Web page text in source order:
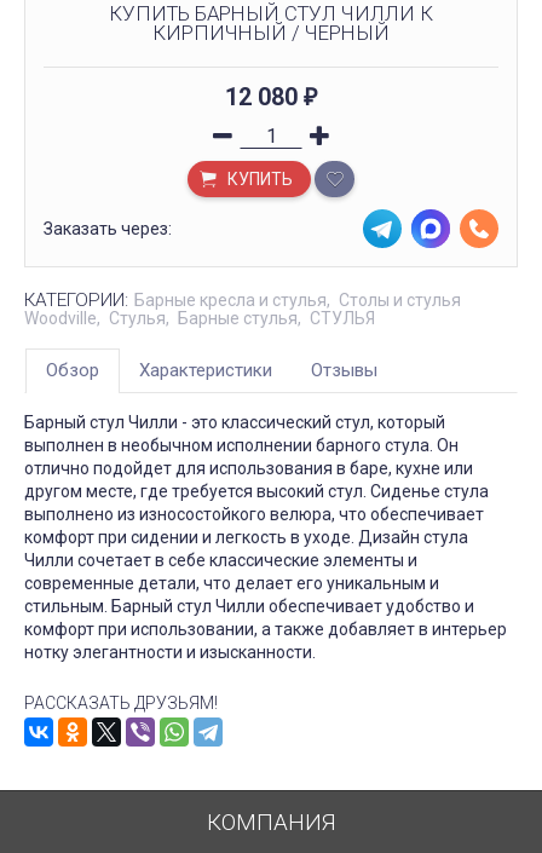
КУПИТЬ БАРНЫЙ СТУЛ ЧИЛЛИ К
КИРПИЧНЫЙ / ЧЕРНЫЙ
12 080 ₽
КУПИТЬ
Заказать через:
КАТЕГОРИИ: Барные кресла и стулья
Столы и стулья
Woodville
Стулья Барные стулья СТУЛЬЯ
Обзор Характеристики Отзывы
Барный стул Чилли - это классический стул, который
выполнен в необычном исполнении барного стула. Он
отлично подойдет для использования в баре, кухне или
другом месте, где требуется высокий стул. Сиденье стула
выполнено из износостойкого велюра, что обеспечивает
комфорт при сидении и легкость в уходе. Дизайн стула
Чилли сочетает в себе классические элементы и
современные детали, что делает его уникальным и
стильным. Барный стул Чилли обеспечивает удобство и
комфорт при использовании, а также добавляет в интерьер
нотку элегантности и изысканности.
РАССКАЗАТЬ ДРУЗЬЯМ!
КОМПАНИЯ